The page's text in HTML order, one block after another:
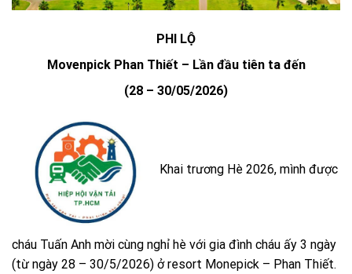
PHI LỘ
Movenpick Phan Thiết – Lần đầu tiên ta đến
(28 – 30/05/2026)
Khai trương Hè 2026, mình được
cháu Tuấn Anh mời cùng nghỉ hè với gia đình cháu ấy 3 ngày
(từ ngày 28 – 30/5/2026) ở resort Monepick – Phan Thiết.